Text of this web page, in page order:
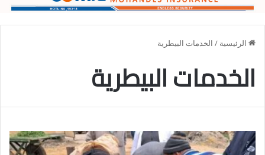
الرئيسية / الخدمات البيطرية
الخدمات البيطرية